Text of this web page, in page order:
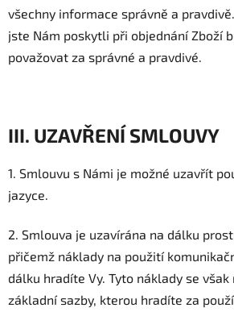
všechny informace správně a
jste Nám poskytli při objednání Zboží
považovat za správné a pravdivé.
III. UZAVŘENÍ SMLOUVY
1. Smlouvu s Námi je možné uzavřít
jazyce.
2. Smlouva je uzavírána na dálku
přičemž náklady na použití
dálku hradíte Vy. Tyto náklady se
základní sazby, kterou hradíte za